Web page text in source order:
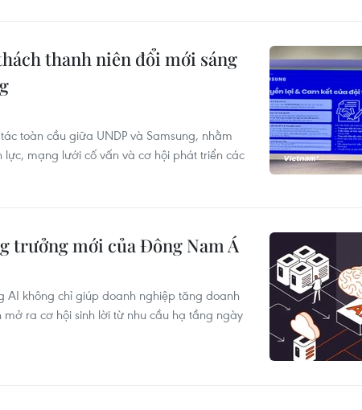
thanh niên đổi mới sáng
toàn cầu giữa UNDP và Samsung, nhằm
mạng lưới cố vấn và cơ hội phát triển các
trưởng mới của Đông Nam Á
AI không chỉ giúp doanh nghiệp tăng doanh
ra cơ hội sinh lời từ nhu cầu hạ tầng ngày